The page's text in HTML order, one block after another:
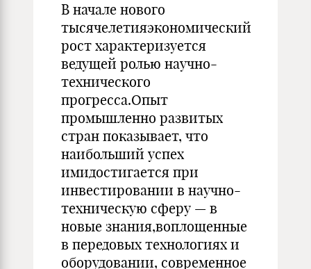
В начале нового
тысячелетияэкономический
рост характеризуется
ведущей ролью научно-
технического
прогресса.Опыт
промышленно развитых
стран показывает, что
наибольший успех
имидостигается при
инвестировании в научно-
техническую сферу — в
новые знания,воплощенные
в передовых технологиях и
оборудовании, современное